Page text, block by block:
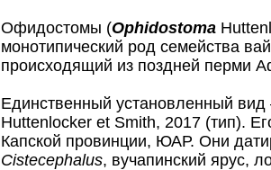
Офидостомы (Ophidostoma
монотипический род семейства
происходящий из поздней перми
Единственный установленный
Huttenlocker et Smith, 2017 (тип).
Капской провинции, ЮАР. Они
Cistecephalus, вучапинский ярус,